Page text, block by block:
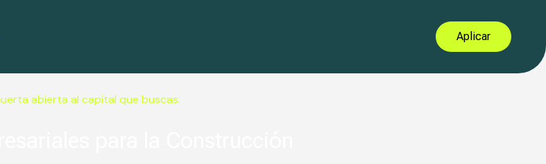
Aplicar
abierta al capital que buscas.